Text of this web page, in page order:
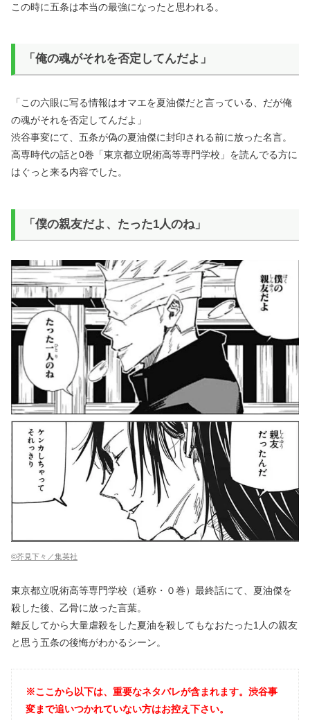
この時に五条は本当の最強になったと思われる。
「俺の魂がそれを否定してんだよ」
「この六眼に写る情報はオマエを夏油傑だと言っている、だが俺
の魂がそれを否定してんだよ」
渋谷事変にて、五条が偽の夏油傑に封印される前に放った名言。
高専時代の話と0巻「東京都立呪術高等専門学校」を読んでる方に
はぐっと来る内容でした。
「僕の親友だよ、たった1人のね」
©芥見下々／集英社
東京都立呪術高等専門学校（通称・０巻）最終話にて、夏油傑を
殺した後、乙骨に放った言葉。
離反してから大量虐殺をした夏油を殺してもなおたった1人の親友
と思う五条の後悔がわかるシーン。
※ここから以下は、重要なネタバレが含まれます。渋谷事
変まで追いつかれていない方はお控え下さい。